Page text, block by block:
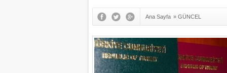
Ana Sayfa » GÜNCEL